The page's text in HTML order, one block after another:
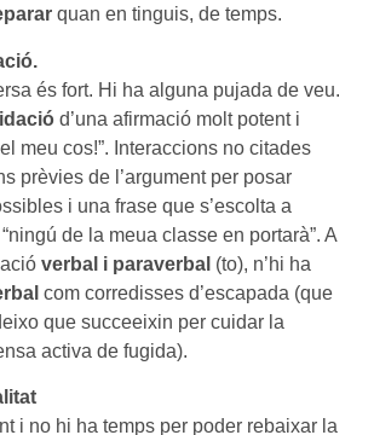
quan en tinguis, de temps.
és fort. Hi ha alguna pujada de veu.
d’una afirmació molt potent i
meu cos!”. Interaccions no citades
prèvies de l’argument per posar
i una frase que s’escolta a
de la meua classe en portarà”. A
verbal i paraverbal (to), n’hi ha
com corredisses d’escapada (que
que succeeixin per cuidar la
activa de fugida).
i no hi ha temps per poder rebaixar la